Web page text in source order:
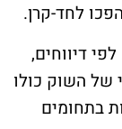
בהיקף של כ-197 מיליון דולר. לפי דיווחים,
ראלי של השוק כולו
בתחומים